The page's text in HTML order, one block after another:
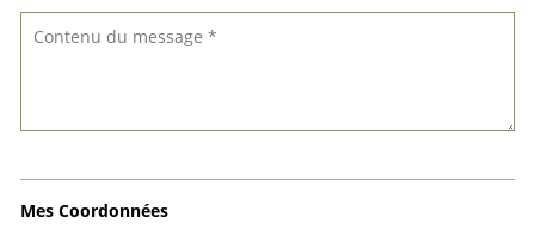
Mes Coordonnées